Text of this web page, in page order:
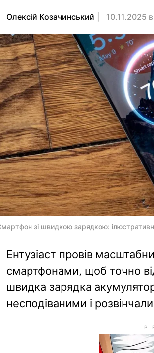
Олексій Козачинський 10.11.2025
зі швидкою зарядкою:
Ентузіаст провів
смартфонами, щоб точно
швидка зарядка
несподіваними і